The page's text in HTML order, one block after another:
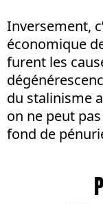
Inversement,
économique
furent les
du stalinisme
on ne peut
fond de